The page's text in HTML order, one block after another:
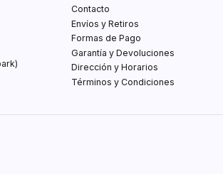
Contacto
Envíos y Retiros
Formas de Pago
Garantía y Devoluciones
Dirección y Horarios
Términos y Condiciones